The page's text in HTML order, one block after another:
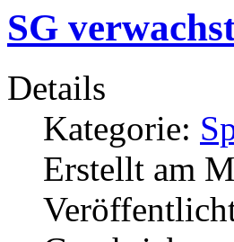
SG
Details
Kategorie:
Erstellt am